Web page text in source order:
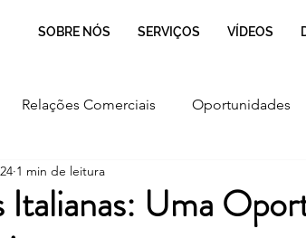
SOBRE NÓS SERVIÇOS VÍDEOS
Relações Comerciais Oportunidades
Cultura
Italianas: Uma
1 min de leitura